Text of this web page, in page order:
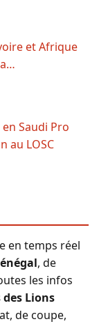
et Afrique
Saudi Pro
au LOSC
en temps réel
, de
les infos
Lions
de coupe,